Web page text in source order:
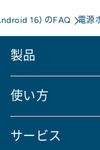
16) のFAQ 電源
製品
使い方
サービス